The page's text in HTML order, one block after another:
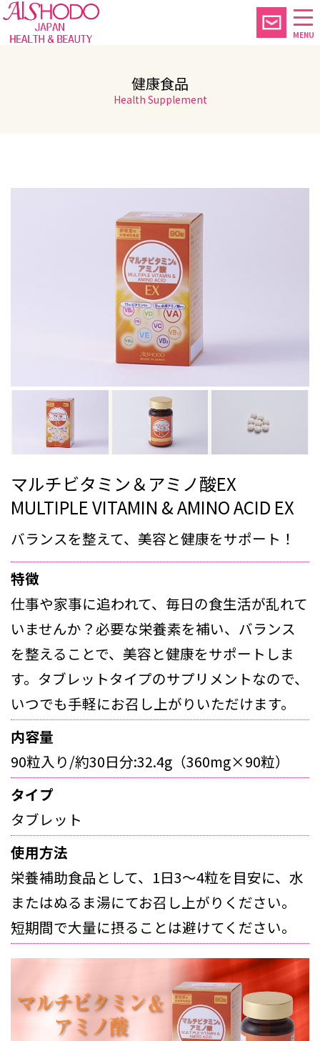
MENU
健康食品
Health Supplement
マルチビタミン＆アミノ酸EX
MULTIPLE VITAMIN & AMINO ACID EX
バランスを整えて、美容と健康をサポート！
特徴
仕事や家事に追われて、毎日の食生活が乱れて
いませんか？必要な栄養素を補い、バランス
を整えることで、美容と健康をサポートしま
す。タブレットタイプのサプリメントなので、
いつでも手軽にお召し上がりいただけます。
内容量
90粒入り/約30日分:32.4g（360mg×90粒）
タイプ
タブレット
使用方法
栄養補助食品として、1日3～4粒を目安に、水
またはぬるま湯にてお召し上がりください。
短期間で大量に摂ることは避けてください。